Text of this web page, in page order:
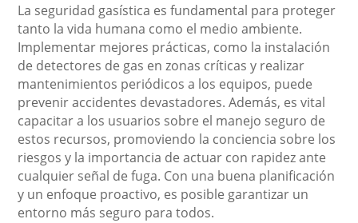
La seguridad gasística es fundamental para proteger
tanto la vida humana como el medio ambiente.
Implementar mejores prácticas, como la instalación
de detectores de gas en zonas críticas y realizar
mantenimientos periódicos a los equipos, puede
prevenir accidentes devastadores. Además, es vital
capacitar a los usuarios sobre el manejo seguro de
estos recursos, promoviendo la conciencia sobre los
riesgos y la importancia de actuar con rapidez ante
cualquier señal de fuga. Con una buena planificación
y un enfoque proactivo, es posible garantizar un
entorno más seguro para todos.